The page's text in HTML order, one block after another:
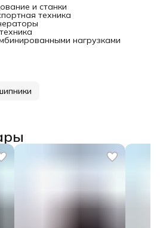
и станки
техника
нагрузками